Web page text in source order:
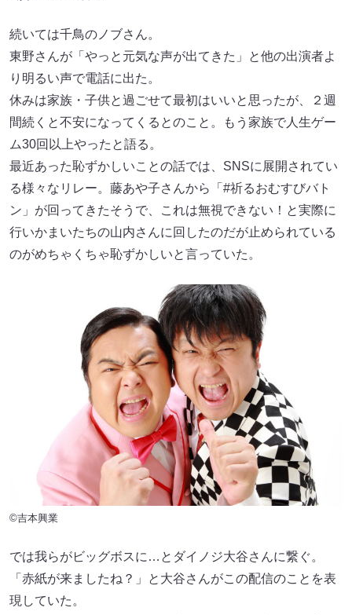
続いては千鳥のノブさん。
東野さんが「やっと元気な声が出てきた」と他の出演者よ
り明るい声で電話に出た。
休みは家族・子供と過ごせて最初はいいと思ったが、２週
間続くと不安になってくるとのこと。もう家族で人生ゲー
ム30回以上やったと語る。
最近あった恥ずかしいことの話では、SNSに展開されてい
る様々なリレー。藤あや子さんから「#祈るおむすびバト
ン」が回ってきたそうで、これは無視できない！と実際に
行いかまいたちの山内さんに回したのだが止められている
のがめちゃくちゃ恥ずかしいと言っていた。
©吉本興業
では我らがビッグボスに…とダイノジ大谷さんに繋ぐ。
「赤紙が来ましたね？」と大谷さんがこの配信のことを表
現していた。